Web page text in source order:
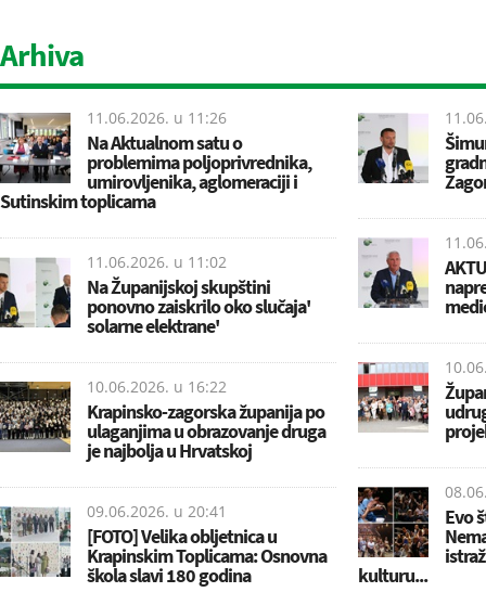
Arhiva
11.06.2026. u 11:26
Na Aktualnom satu o
problemima poljoprivrednika,
umirovljenika, aglomeraciji i
Sutinskim toplicama
11.06.2026. u 11:02
Na Županijskoj skupštini
ponovno zaiskrilo oko slučaja'
solarne elektrane'
10.06.2026. u 16:22
Krapinsko-zagorska županija po
ulaganjima u obrazovanje druga
je najbolja u Hrvatskoj
09.06.2026. u 20:41
[FOTO] Velika obljetnica u
Krapinskim Toplicama: Osnovna
škola slavi 180 godina
Evo
kulturu...